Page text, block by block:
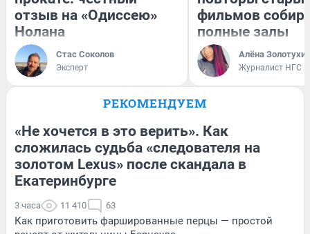
отзыв на «Одиссею»
Нолана
Стас Соколов
Эксперт
фильмов
полные залы
Алёна
Журналист НГС
РЕКОМЕНДУЕМ
«Не хочется в это верить». Как
сложилась судьба «следователя на
золотом Lexus» после скандала в
Екатеринбурге
3 часа 11 410 63
Как приготовить фаршированные перцы — простой